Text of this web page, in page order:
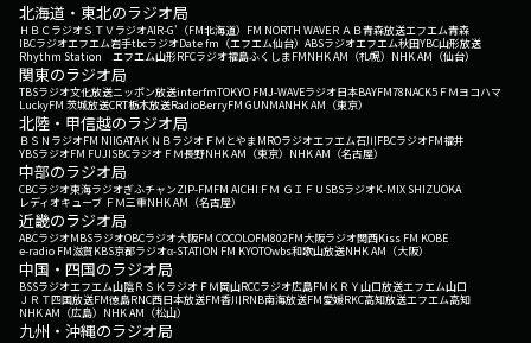
北海道・東北のラジオ局
ＨＢＣラジオＳＴＶラジオAIR-G'（FM北海道） FM NORTH WAVEＲＡＢ青森放送エフエム青森
IBCラジオエフエム岩手tbcラジオDate fm（エフエム仙台） ABSラジオエフエム秋田YBC山形放送
Rhythm Station エフエム山形RFCラジオ福島ふくしまFMNHK AM（札幌） NHK AM（仙台）
関東のラジオ局
TBSラジオ文化放送ニッポン放送interfmTOKYO FMJ-WAVEラジオ日本BAYFM78NACK5 ＦＭヨコハマ
LuckyFM 茨城放送CRT栃木放送RadioBerryFM GUNMANHK AM（東京）
北陸・甲信越のラジオ局
ＢＳＮラジオFM NIIGATAＫＮＢラジオ ＦＭとやまMROラジオエフエム石川FBCラジオFM福井
YBSラジオFM FUJISBCラジオ ＦＭ長野NHK AM（東京） NHK AM（名古屋）
中部のラジオ局
CBCラジオ東海ラジオぎふチャンZIP-FMFM AICHI ＦＭ ＧＩＦＵ SBSラジオK-MIX SHIZUOKA
レディオキューブ ＦＭ三重NHK AM（名古屋）
近畿のラジオ局
ABCラジオMBSラジオOBCラジオ大阪FM COCOLOFM802FM大阪ラジオ関西Kiss FM KOBE
e-radio FM滋賀KBS京都ラジオα-STATION FM KYOTOwbs和歌山放送NHK AM（大阪）
中国・四国のラジオ局
BSSラジオエフエム山陰ＲＳＫラジオ ＦＭ岡山RCCラジオ広島FM ＫＲＹ山口放送エフエム山口
ＪＲＴ四国放送FM徳島RNC西日本放送FM香川RNB南海放送FM愛媛RKC高知放送エフエム高知
NHK AM（広島） NHK AM（松山）
九州・沖縄のラジオ局